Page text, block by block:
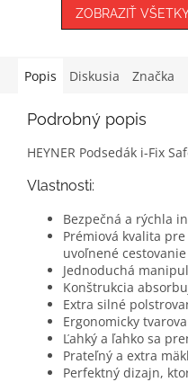
ZOBRAZIŤ
Popis Diskusia Značka
Podrobný popis
HEYNER Podsedák i-Fix
Vlastnosti:
Bezpečná a rýchla
Prémiová kvalita
uvoľnené cestovanie
Jednoduchá
Konštrukcia
Extra silné
Ergonomicky
Ľahký a ľahko sa
Prateľný a extra
Perfektný dizajn,